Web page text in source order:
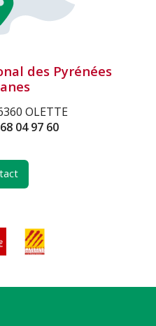
des Pyrénées
OLETTE
04 97 60